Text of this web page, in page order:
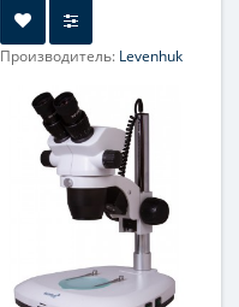
Производитель: Levenhuk
17-55
Фокусировка:Грубая